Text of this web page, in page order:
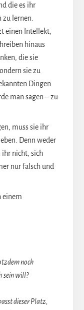
die es ihr
zu lernen.
einen Intellekt,
hinaus
die sie
sie zu
Dingen
man sagen – zu
muss sie ihr
Denn weder
ihr nicht, sich
nur falsch und
einem
noch
sein will?
dieser Platz,